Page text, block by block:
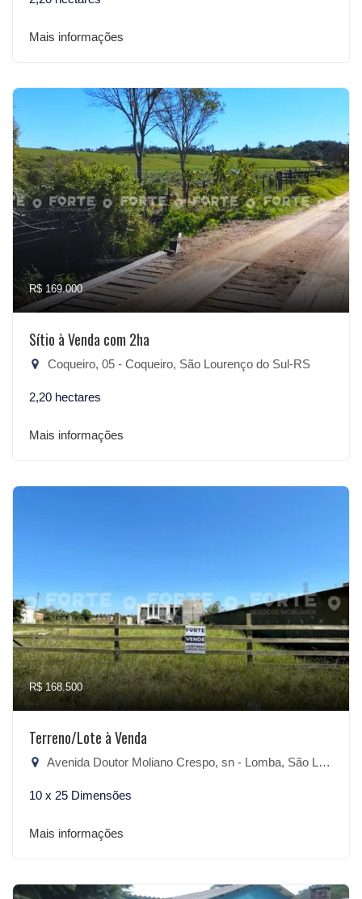
Mais informações
R$ 169.000
Sítio à Venda com 2ha
Coqueiro, 05 - Coqueiro, São Lourenço do Sul-RS
2,20 hectares
Mais informações
R$ 168.500
Terreno/Lote à Venda
Avenida Doutor Moliano Crespo, sn - Lomba, São Lourenço do Sul-RS
10 x 25 Dimensões
Mais informações